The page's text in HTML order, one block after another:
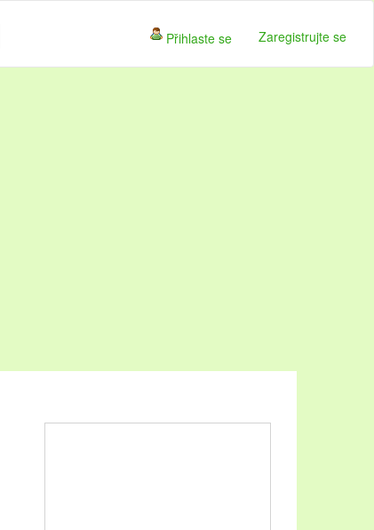
Přihlaste se Zaregistrujte se